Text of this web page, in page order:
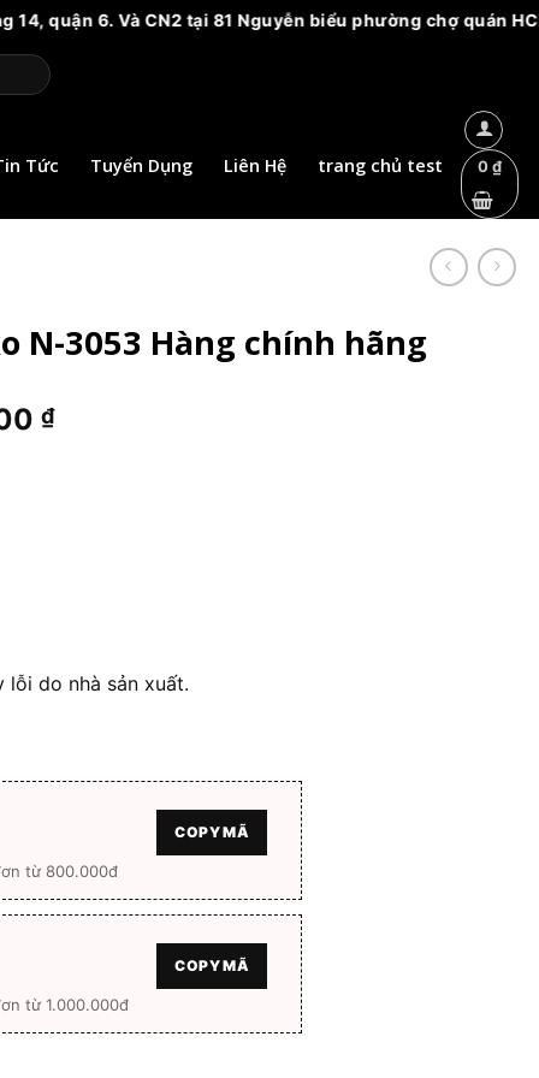
tại 81 Nguyễn biểu phường chợ quán HCM. Vui lòng
Tức Tuyển Dụng Liên Hệ trang chủ test 0₫
N-3053 Hàng chính hãng
₫Giá
do nhà sản xuất.
từ 800.000đ
COPY MÃ
từ 1.000.000đ
COPY MÃ